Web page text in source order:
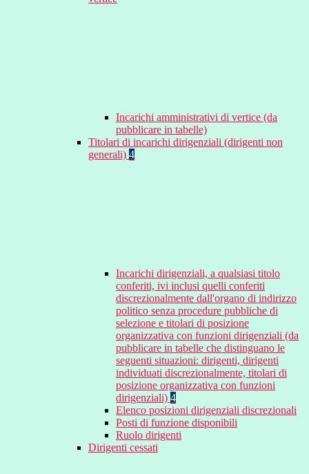
Incarichi amministrativi di vertice (da
pubblicare in tabelle)
Titolari di incarichi dirigenziali (dirigenti non
generali) 4
Incarichi dirigenziali, a qualsiasi titolo
conferiti, ivi inclusi quelli conferiti
discrezionalmente dall'organo di indirizzo
politico senza procedure pubbliche di
selezione e titolari di posizione
organizzativa con funzioni dirigenziali (da
pubblicare in tabelle che distinguano le
seguenti situazioni: dirigenti, dirigenti
individuati discrezionalmente, titolari di
posizione organizzativa con funzioni
dirigenziali) 4
Elenco posizioni dirigenziali discrezionali
Posti di funzione disponibili
Ruolo dirigenti
Dirigenti cessati